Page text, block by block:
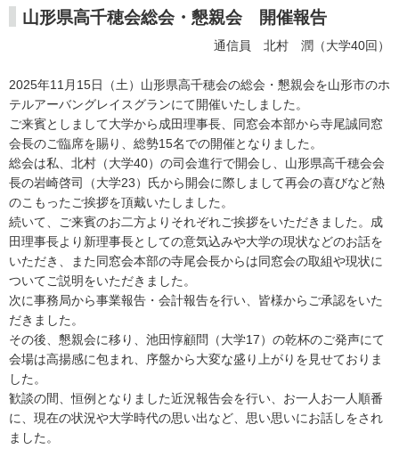
山形県高千穂会総会・懇親会 開催報告
通信員 北村 潤（大学40回）
2025年11月15日（土）山形県高千穂会の総会・懇親会を山形市のホ
テルアーバングレイスグランにて開催いたしました。
ご来賓としまして大学から成田理事長、同窓会本部から寺尾誠同窓
会長のご臨席を賜り、総勢15名での開催となりました。
総会は私、北村（大学40）の司会進行で開会し、山形県高千穂会会
長の岩崎啓司（大学23）氏から開会に際しまして再会の喜びなど熱
のこもったご挨拶を頂戴いたしました。
続いて、ご来賓のお二方よりそれぞれご挨拶をいただきました。成
田理事長より新理事長としての意気込みや大学の現状などのお話を
いただき、また同窓会本部の寺尾会長からは同窓会の取組や現状に
ついてご説明をいただきました。
次に事務局から事業報告・会計報告を行い、皆様からご承認をいた
だきました。
その後、懇親会に移り、池田惇顧問（大学17）の乾杯のご発声にて
会場は高揚感に包まれ、序盤から大変な盛り上がりを見せておりま
した。
歓談の間、恒例となりました近況報告会を行い、お一人お一人順番
に、現在の状況や大学時代の思い出など、思い思いにお話しをされ
ました。